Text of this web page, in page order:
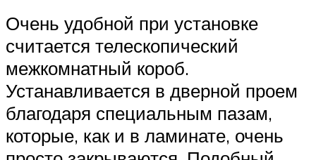
Очень удобной при установке
считается телескопический
межкомнатный короб.
Устанавливается в дверной проем
благодаря специальным пазам,
которые, как и в ламинате, очень